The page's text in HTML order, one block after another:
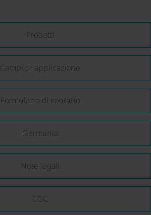
Prodotti
Campi di applicazione
Formulario di contatto
Germania
Note legali
CGC